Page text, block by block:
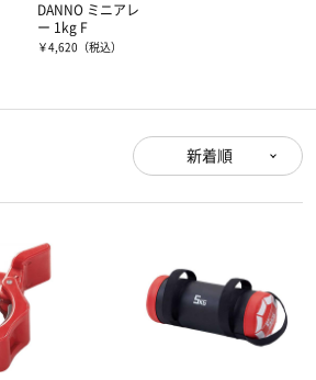
DANNO ミニアレ
ー 1kg F
￥4,620 （税込）
新着順